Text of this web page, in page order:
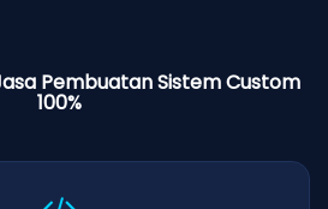
Pembuatan Sistem Custom
100%